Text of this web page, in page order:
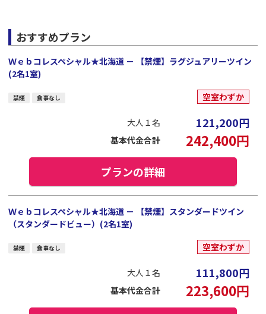
おすすめプラン
Ｗｅｂコレスペシャル★北海道 － 【禁煙】ラグジュアリーツイン
(2名1室)
禁煙 食事なし 空室わずか
大人１名 121,200円
基本代金合計 242,400円
プランの詳細
Ｗｅｂコレスペシャル★北海道 － 【禁煙】スタンダードツイン
（スタンダードビュー）(2名1室)
禁煙 食事なし 空室わずか
大人１名 111,800円
基本代金合計 223,600円